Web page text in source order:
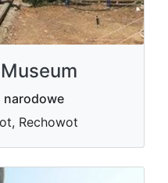
narodowe
Rechowot